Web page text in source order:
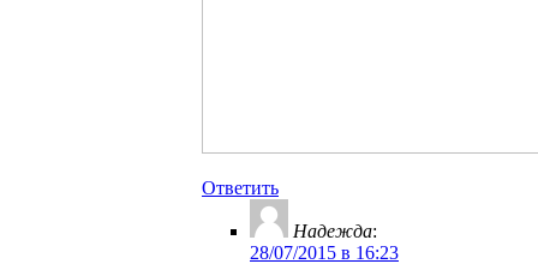
Ответить
Надежда:
28/07/2015 в 16:23